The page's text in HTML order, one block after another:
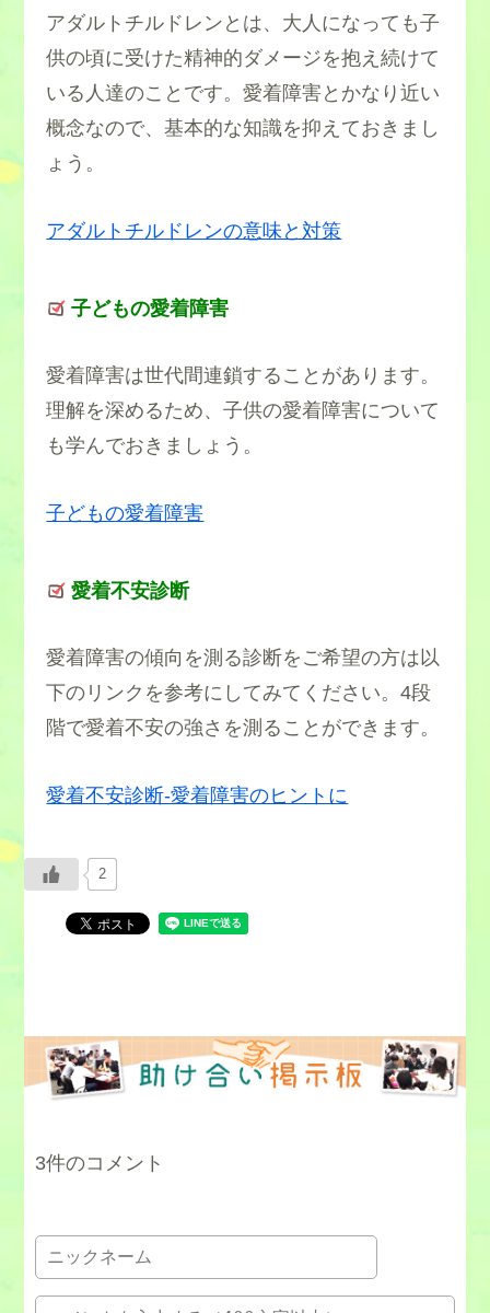
・打ち込むものを探す
アダルトチルドレンとは、大人になっても子
供の頃に受けた精神的ダメージを抱え続けて
いる人達のことです。愛着障害とかなり近い
概念なので、基本的な知識を抑えておきまし
ょう。
アダルトチルドレンの意味と対策
子どもの愛着障害
愛着障害は世代間連鎖することがあります。
理解を深めるため、子供の愛着障害について
も学んでおきましょう。
子どもの愛着障害
愛着不安診断
愛着障害の傾向を測る診断をご希望の方は以
下のリンクを参考にしてみてください。4段
階で愛着不安の強さを測ることができます。
愛着不安診断‐愛着障害のヒントに
2
3件のコメント